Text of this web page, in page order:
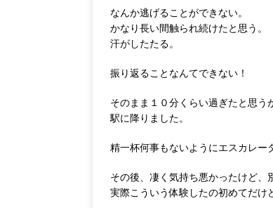
なんか逃げることができない。
かなり長い間触られ続けたと思う。
汗がしたたる。
振り返ることなんてできない！
そのまま１０分くらい過ぎたと思
駅に降りました。
精一杯何事もないようにエスカレー
その後、凄く気持ち悪かったけど、
実際こういう体験したの初めてだけ